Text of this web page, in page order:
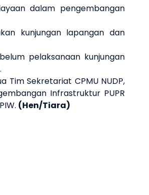
dalam pengembangan
kunjungan lapangan dan
pelaksanaan kunjungan
Tim Sekretariat CPMU NUDP,
Infrastruktur PUPR
(Hen/Tiara)